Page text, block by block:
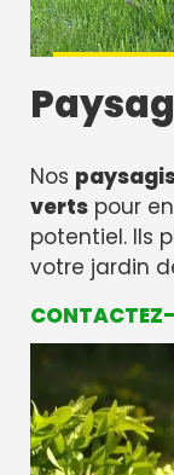
Nos
verts pour
potentiel. Ils
votre jardin